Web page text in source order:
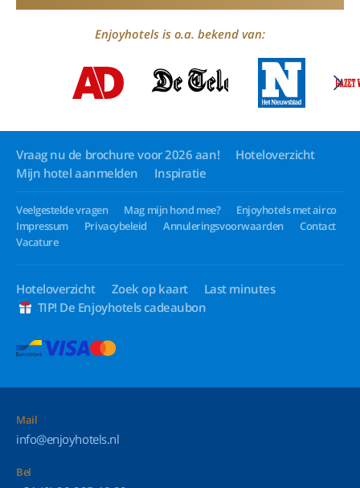
Enjoyhotels is o.a. bekend van:
Vraag nu de brochure voor 2026 aan!
Hoteloverzicht
Mijn hotel aanmelden
Inspiratie
Veelgestelde vragen Mag mijn hond mee?
Enjoyhotels met airco
Impressum
Privacybeleid Annuleringsvoorwaarden
Contact
Vacature
Hoteloverzicht Zoek op kaart
Last minutes
TIP! De Enjoyhotels cadeaubon
Mail
info@enjoyhotels.nl
Bel